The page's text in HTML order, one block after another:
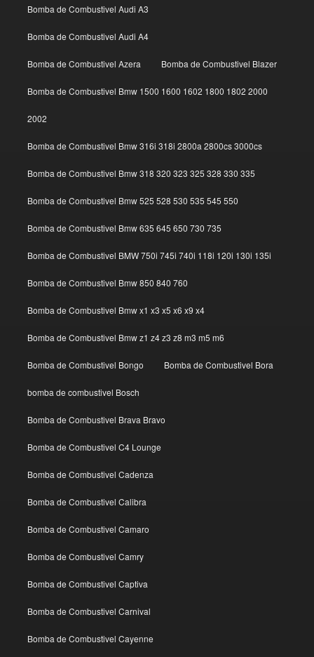
Bomba de Combustivel Audi A3
Bomba de Combustivel Audi A4
Bomba de Combustivel Azera Bomba de Combustivel Blazer
Bomba de Combustivel Bmw 1500 1600 1602 1800 1802 2000
2002
Bomba de Combustivel Bmw 316i 318i 2800a 2800cs 3000cs
Bomba de Combustivel Bmw 318 320 323 325 328 330 335
Bomba de Combustivel Bmw 525 528 530 535 545 550
Bomba de Combustivel Bmw 635 645 650 730 735
Bomba de Combustivel BMW 750i 745i 740i 118i 120i 130i 135i
Bomba de Combustivel Bmw 850 840 760
Bomba de Combustivel Bmw x1 x3 x5 x6 x9 x4
Bomba de Combustivel Bmw z1 z4 z3 z8 m3 m5 m6
Bomba de Combustivel Bongo Bomba de Combustivel Bora
bomba de combustivel Bosch
Bomba de Combustivel Brava Bravo
Bomba de Combustivel C4 Lounge
Bomba de Combustivel Cadenza
Bomba de Combustivel Calibra
Bomba de Combustivel Camaro
Bomba de Combustivel Camry
Bomba de Combustivel Captiva
Bomba de Combustivel Carnival
Bomba de Combustivel Cayenne